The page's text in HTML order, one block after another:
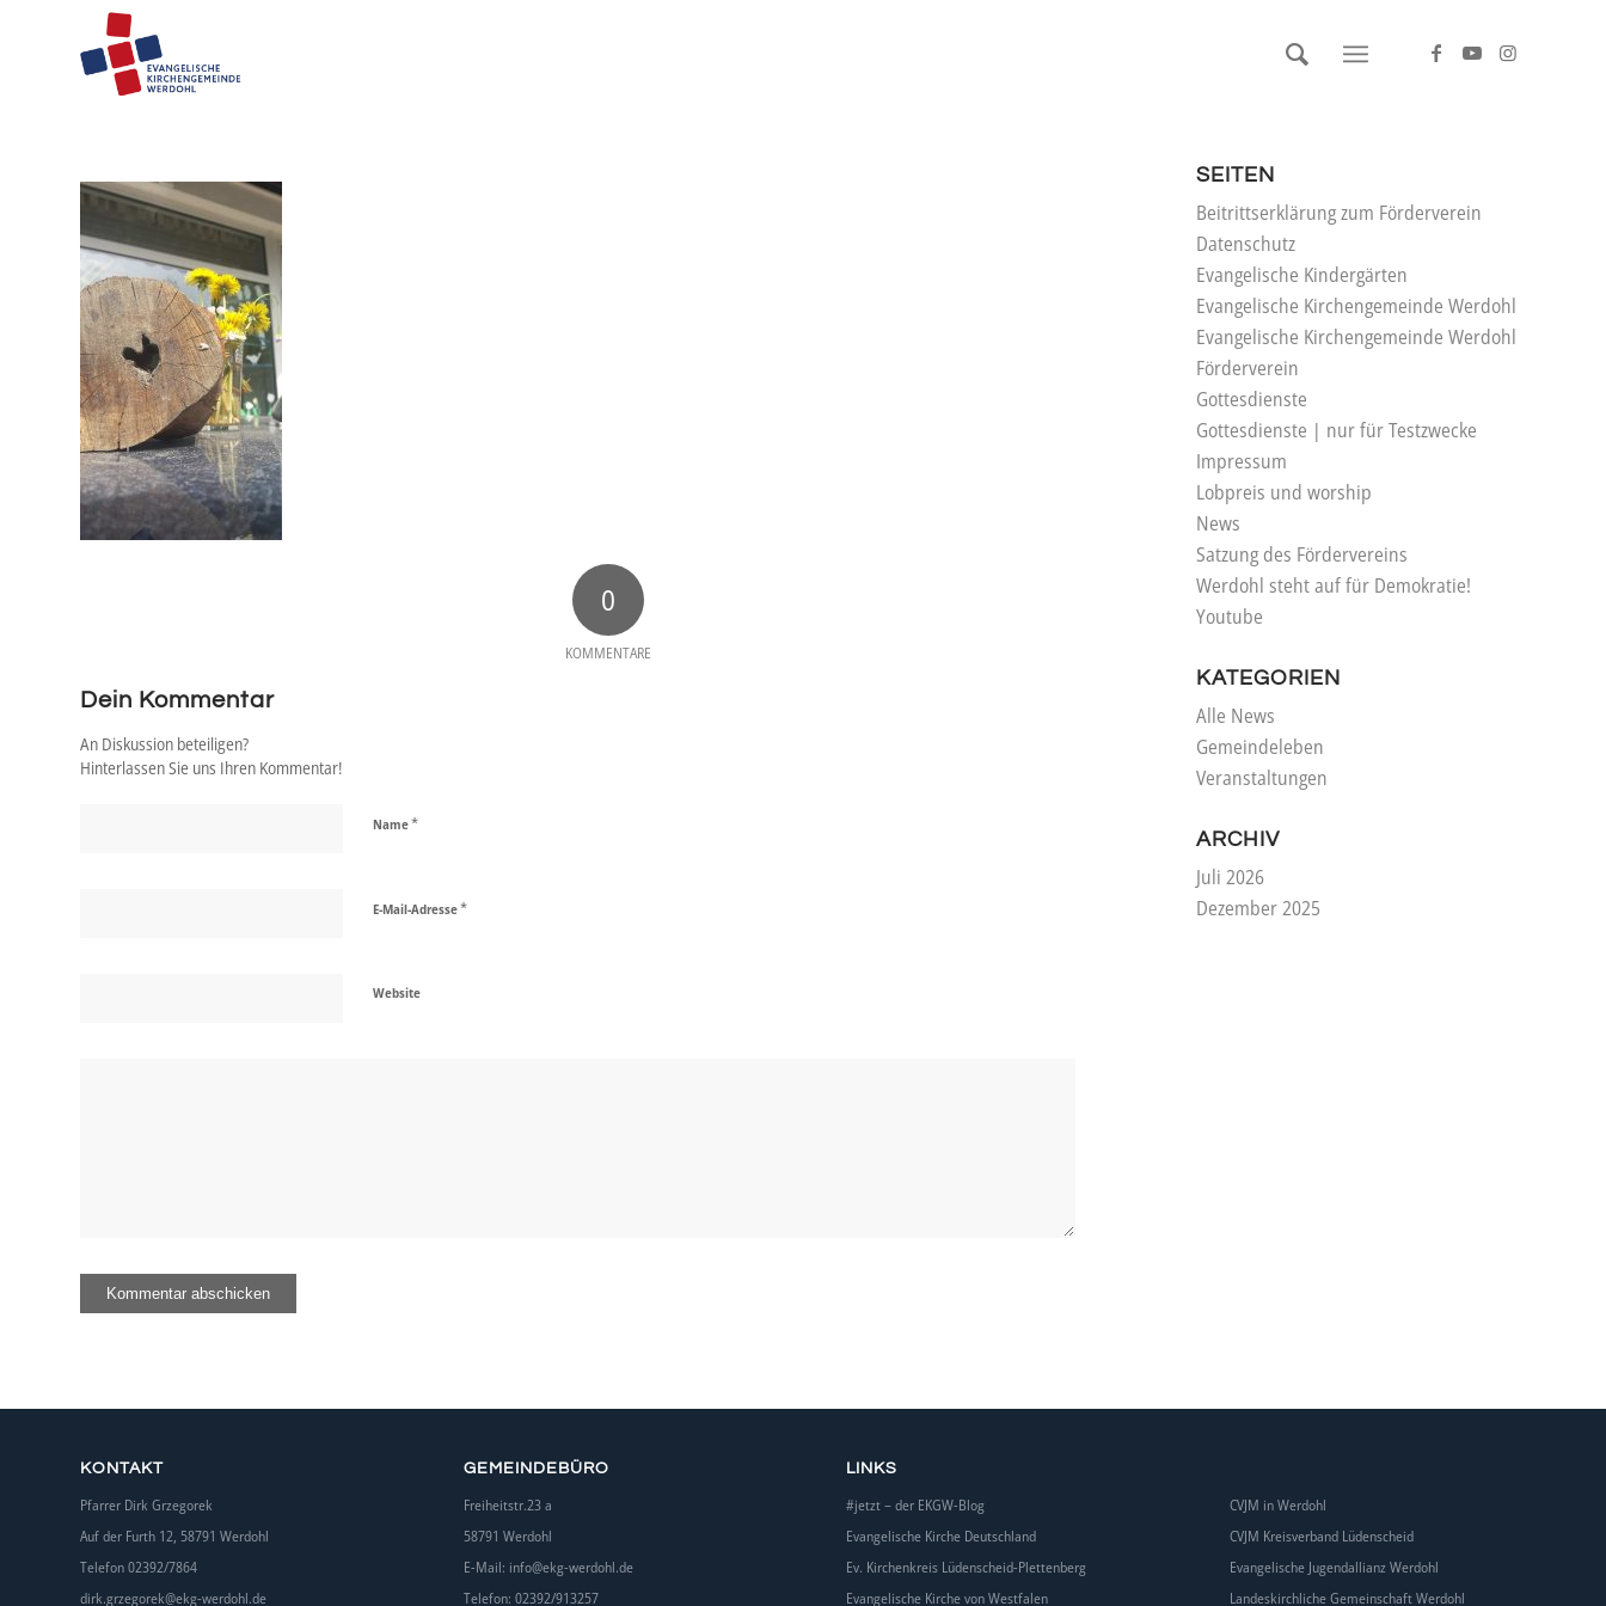
0
KOMMENTARE
Dein Kommentar
An Diskussion beteiligen?
Hinterlassen Sie uns Ihren Kommentar!
Name*
E-Mail-Adresse*
Website
SEITEN
Beitrittserklärung zum Förderverein
Datenschutz
Evangelische Kindergärten
Evangelische Kirchengemeinde Werdohl
Evangelische Kirchengemeinde Werdohl
Förderverein
Gottesdienste
Gottesdienste | nur für Testzwecke
Impressum
Lobpreis und worship
News
Satzung des Fördervereins
Werdohl steht auf für Demokratie!
Youtube
KATEGORIEN
Alle News
Gemeindeleben
Veranstaltungen
ARCHIV
Juli 2026
Dezember 2025
KONTAKT
Pfarrer Dirk Grzegorek
Auf der Furth 12, 58791 Werdohl
Telefon 02392/7864
dirk.grzegorek@ekg-werdohl.de
GEMEINDEBÜRO
Freiheitstr.23 a
58791 Werdohl
E-Mail: info@ekg-werdohl.de
Telefon: 02392/913257
LINKS
#jetzt – der EKGW-Blog
Evangelische Kirche Deutschland
Ev. Kirchenkreis Lüdenscheid-Plettenberg
Evangelische Kirche von Westfalen
CVJM in Werdohl
CVJM Kreisverband Lüdenscheid
Evangelische Jugendallianz Werdohl
Landeskirchliche Gemeinschaft Werdohl